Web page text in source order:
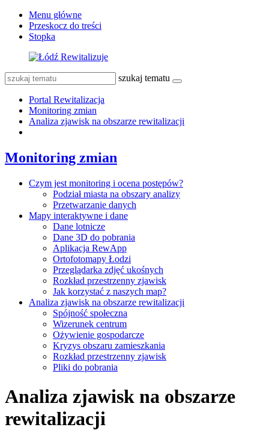
Menu główne
Przeskocz do treści
Stopka
szukaj tematu
Portal Rewitalizacja
Monitoring zmian
Analiza zjawisk na obszarze rewitalizacji
Monitoring zmian
Czym jest monitoring i ocena postępów?
Podział miasta na obszary analizy
Przetwarzanie danych
Mapy interaktywne i dane
Dane lotnicze
Dane 3D do pobrania
Aplikacja RewApp
Ortofotomapy Łodzi
Przeglądarka zdjęć ukośnych
Rozkład przestrzenny zjawisk
Jak korzystać z naszych map?
Analiza zjawisk na obszarze rewitalizacji
Spójność społeczna
Wizerunek centrum
Ożywienie gospodarcze
Kryzys obszaru zamieszkania
Rozkład przestrzenny zjawisk
Pliki do pobrania
Analiza zjawisk na obszarze
rewitalizacji